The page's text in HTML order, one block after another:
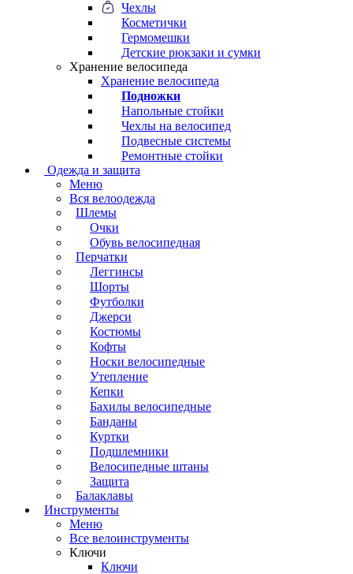
Чехлы
Косметички
Гермомешки
Детские рюкзаки и сумки
Хранение велосипеда
Хранение велосипеда
Подножки
Напольные стойки
Чехлы на велосипед
Подвесные системы
Ремонтные стойки
Одежда и защита
Меню
Вся велоодежда
Шлемы
Очки
Обувь велосипедная
Перчатки
Леггинсы
Шорты
Футболки
Джерси
Костюмы
Кофты
Носки велосипедные
Утепление
Кепки
Бахилы велосипедные
Банданы
Куртки
Подшлемники
Велосипедные штаны
Защита
Балаклавы
Инструменты
Меню
Все велоинструменты
Ключи
Ключи